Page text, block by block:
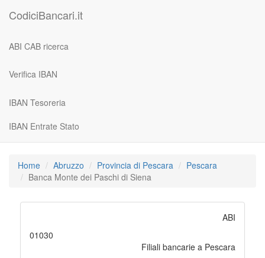
CodiciBancari.it
ABI CAB ricerca
Verifica IBAN
IBAN Tesoreria
IBAN Entrate Stato
Home Abruzzo Provincia di Pescara
Pescara
Banca Monte dei Paschi di Siena
ABI
01030
Filiali bancarie a Pescara